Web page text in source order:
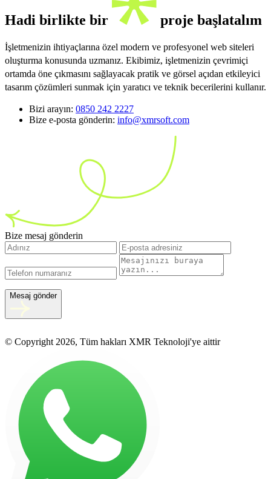
Hadi birlikte bir proje başlatalım
İşletmenizin ihtiyaçlarına özel modern ve profesyonel web siteleri
oluşturma konusunda uzmanız. Ekibimiz, işletmenizin çevrimiçi
ortamda öne çıkmasını sağlayacak pratik ve görsel açıdan etkileyici
tasarım çözümleri sunmak için yaratıcı ve teknik becerilerini kullanır.
Bizi arayın: 0850 242 2227
Bize e-posta gönderin: info@xmrsoft.com
Bize mesaj gönderin
Mesaj gönder
© Copyright 2026, Tüm hakları XMR Teknoloji'ye aittir